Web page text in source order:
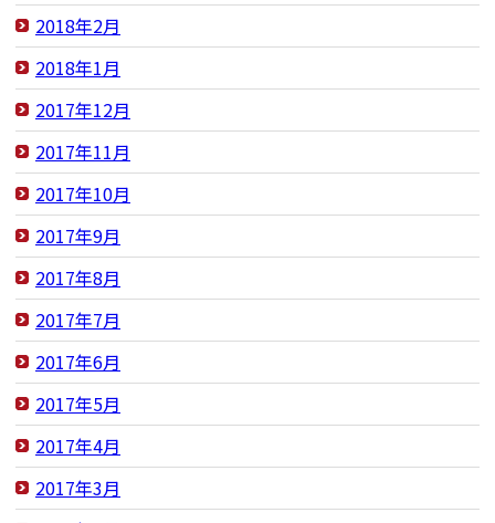
2018年2月
2018年1月
2017年12月
2017年11月
2017年10月
2017年9月
2017年8月
2017年7月
2017年6月
2017年5月
2017年4月
2017年3月